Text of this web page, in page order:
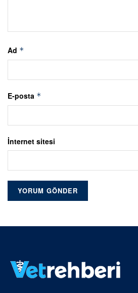
Ad *
E-posta *
İnternet sitesi